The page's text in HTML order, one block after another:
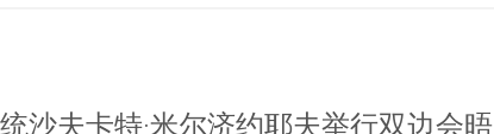
沙夫卡特·米尔济约耶夫举行双边会晤